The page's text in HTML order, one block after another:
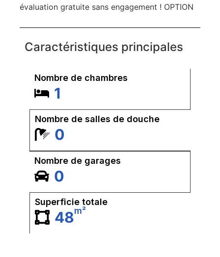
évaluation gratuite sans engagement ! OPTION
Caractéristiques principales
Nombre de chambres
1
Nombre de salles de douche
0
Nombre de garages
0
Superficie totale
48m²